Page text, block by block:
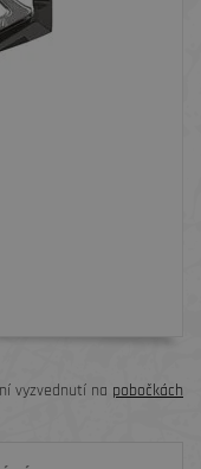
vyzvednutí na pobočkách